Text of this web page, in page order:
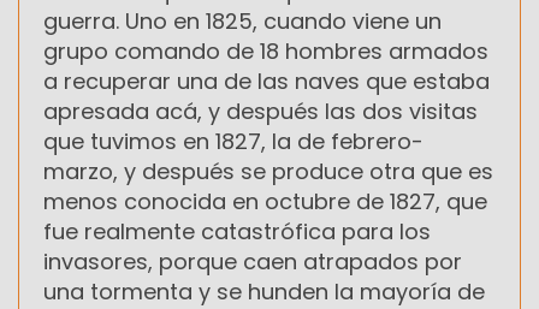
guerra. Uno en 1825, cuando viene un
grupo comando de 18 hombres armados
a recuperar una de las naves que estaba
apresada acá, y después las dos visitas
que tuvimos en 1827, la de febrero-
marzo, y después se produce otra que es
menos conocida en octubre de 1827, que
fue realmente catastrófica para los
invasores, porque caen atrapados por
una tormenta y se hunden la mayoría de